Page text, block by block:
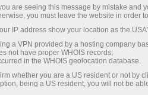
2012 के गर्मियों में अंतरराष्ट्रीय
कंपनी इस पर आधिकारिक लोगो के
का प्रदर्शन
इंस्टाफॉरेक्ष् के साथ व्यापार से
समस्याओं से उपर जाने का अवसर है
में उतर रही
are seeing this message by mistake and
you must leave the website in order
IP address show your location as the
a VPN provided by a hosting company
not have proper WHOIS records;
in the WHOIS geolocation database.
whether you are a US resident or not by
being a US resident, you will not be